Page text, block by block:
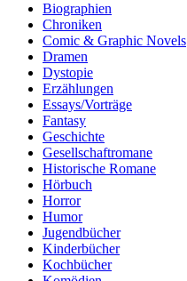
Biographien
Chroniken
Comic & Graphic Novels
Dramen
Dystopie
Erzählungen
Essays/Vorträge
Fantasy
Geschichte
Gesellschaftromane
Historische Romane
Hörbuch
Horror
Humor
Jugendbücher
Kinderbücher
Kochbücher